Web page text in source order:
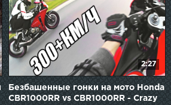
2:27
Безбашенные гонки на мото Honda
CBR1000RR vs CBR1000RR - Crazy